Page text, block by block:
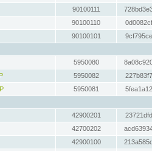
90100111
90100110
90100101
5950080
5950082
5950081
42900201
42700202
42900100